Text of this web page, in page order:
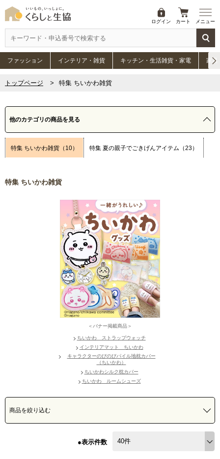
ログイン カート メニュー
ファッション インテリア・雑貨 キッチン・生活雑貨・家電 家具
トップページ 特集 ちいかわ雑貨
他のカテゴリの商品を見る
特集 ちいかわ雑貨（10） 特集 夏の親子でごきげんアイテム（23）
特集 ちいかわ雑貨
＜バナー掲載商品＞
ちいかわ ストラップウォッチ
インテリアマット ちいかわ
キャラクターのびのびパイル地枕カバー
（ちいかわ）
ちいかわシルク枕カバー
ちいかわ ルームシューズ
商品を絞り込む
●表示件数